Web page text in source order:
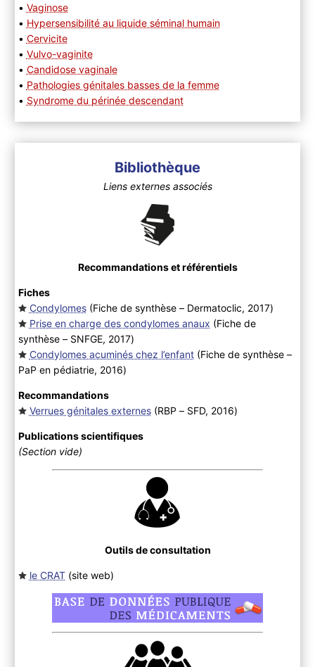
• Vaginose
• Hypersensibilité au liquide séminal humain
• Cervicite
• Vulvo-vaginite
• Candidose vaginale
• Pathologies génitales basses de la femme
• Syndrome du périnée descendant
Bibliothèque
Liens externes associés
Recommandations et référentiels
Fiches
Condylomes(Fiche de synthèse – Dermatoclic, 2017)
Prise en charge des condylomes anaux (Fiche de
synthèse – SNFGE, 2017)
Condylomes acuminés chez l’enfant(Fiche de synthèse –
PaP en pédiatrie, 2016)
Recommandations
Verrues génitales externes(RBP – SFD, 2016)
Publications scientifiques
(Section vide)
Outils de consultation
le CRAT(site web)